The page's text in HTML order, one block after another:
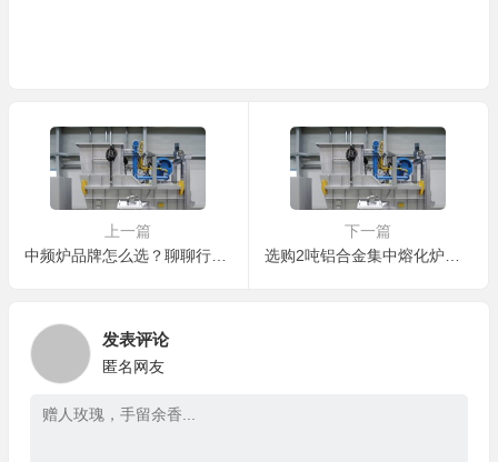
上一篇
中频炉品牌怎么选？聊聊行业里那些靠谱的主儿
下一篇
发表评论
匿名网友